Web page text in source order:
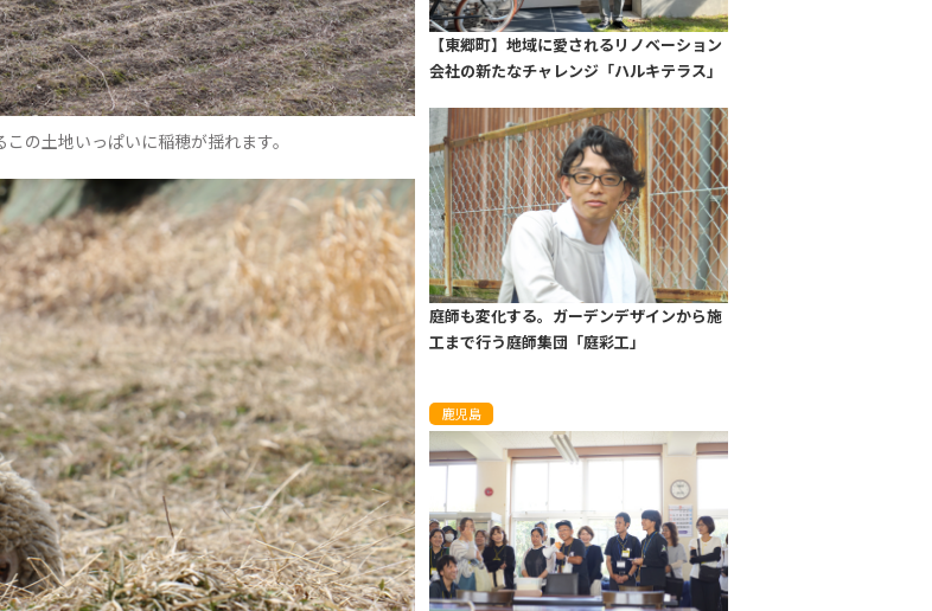
の土地いっぱいに稲穂が揺れます。
【東郷町】地域に愛されるリノベーション
会社の新たなチャレンジ「ハルキテラス」
庭師も変化する。ガーデンデザインから施
工まで行う庭師集団「庭彩工」
鹿児島